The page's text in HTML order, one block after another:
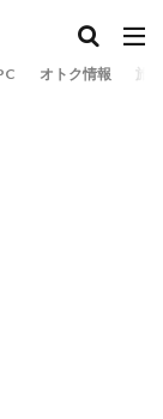
オトク情報 旅